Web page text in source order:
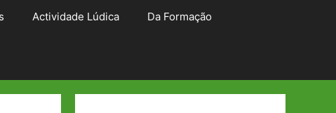
Actividade Lúdica Da Formação